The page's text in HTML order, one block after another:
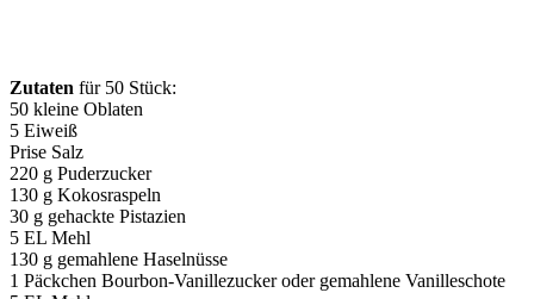
Zutaten für 50 Stück:
50 kleine Oblaten
5 Eiweiß
Prise Salz
220 g Puderzucker
130 g Kokosraspeln
30 g gehackte Pistazien
5 EL Mehl
130 g gemahlene Haselnüsse
1 Päckchen Bourbon-Vanillezucker oder gemahlene Vanilleschote